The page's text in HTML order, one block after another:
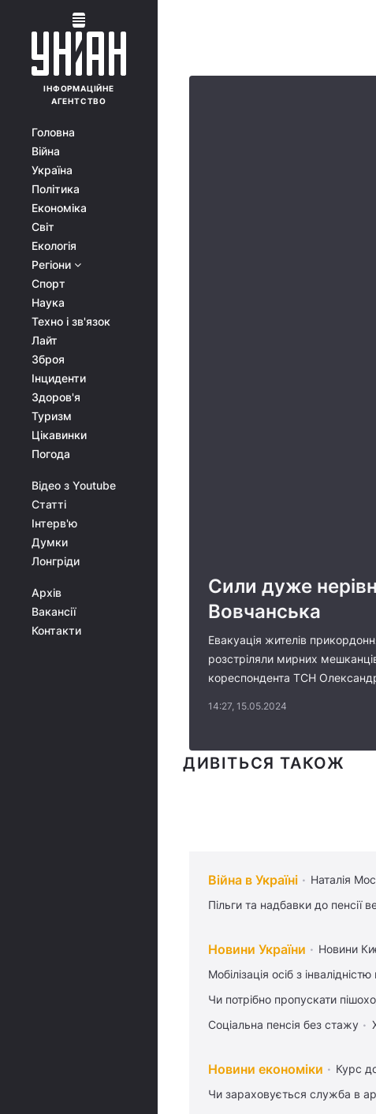
ІНФОРМАЦІЙНЕ
АГЕНТСТВО
Головна
Війна
Україна
Політика
Економіка
Світ
Екологія
Регіони
Спорт
Наука
Техно і зв'язок
Лайт
Зброя
Інциденти
Здоров'я
Туризм
Цікавинки
Погода
Відео з Youtube
Статті
Інтерв'ю
Думки
Лонгріди
Архів
Вакансії
Контакти
Сили дуже
Вовчанська
Евакуація жителів
розстріляли мирних
кореспондента ТСН
14:27, 15.05.2024
ДИВІТЬСЯ ТАКОЖ
Війна в Україні Наталія
Пільги та надбавки до пенсії
Новини України Новини
Мобілізація осіб з
Чи потрібно пропускати
Соціальна пенсія без стажу
Новини економіки Курс
Чи зараховується служба в